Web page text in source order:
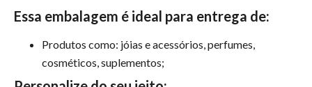
Essa embalagem é ideal para entrega de:
Produtos como: jóias e acessórios, perfumes,
cosméticos, suplementos;